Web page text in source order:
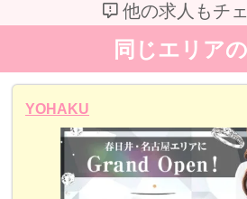
他の求人もチ
同じエリア
YOHAKU